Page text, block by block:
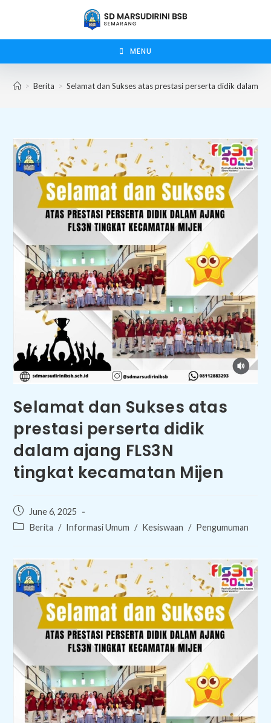
content
MENU
> Berita > Selamat dan Sukses atas prestasi perserta didik dalam
Selamat dan Sukses atas
prestasi perserta didik
dalam ajang FLS3N
tingkat kecamatan Mijen
Post
published:
June 6, 2025
PostBerita / Informasi Umum / Kesiswaan / Pengumuman